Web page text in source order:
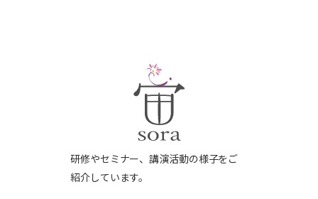
研修やセミナー、講演活動の様子をご
紹介しています。